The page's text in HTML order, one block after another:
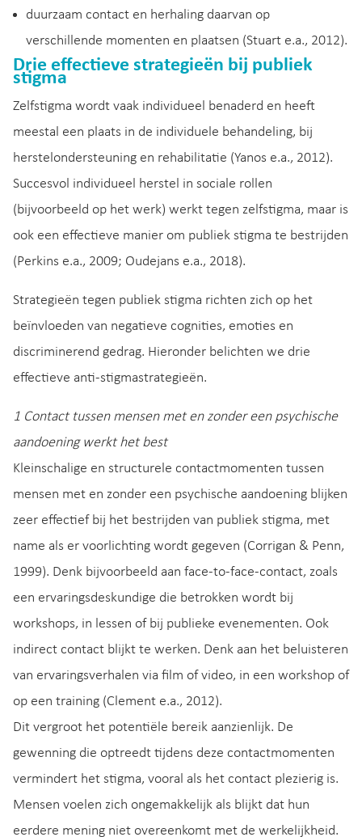
duurzaam contact en herhaling daarvan op
verschillende momenten en plaatsen (Stuart e.a., 2012).
Drie effectieve strategieën bij publiek
stigma
Zelfstigma wordt vaak individueel benaderd en heeft
meestal een plaats in de individuele behandeling, bij
herstelondersteuning en rehabilitatie (Yanos e.a., 2012).
Succesvol individueel herstel in sociale rollen
(bijvoorbeeld op het werk) werkt tegen zelfstigma, maar is
ook een effectieve manier om publiek stigma te bestrijden
(Perkins e.a., 2009; Oudejans e.a., 2018).
Strategieën tegen publiek stigma richten zich op het
beïnvloeden van negatieve cognities, emoties en
discriminerend gedrag. Hieronder belichten we drie
effectieve anti-stigmastrategieën.
1 Contact tussen mensen met en zonder een psychische
aandoening werkt het best
Kleinschalige en structurele contactmomenten tussen
mensen met en zonder een psychische aandoening blijken
zeer effectief bij het bestrijden van publiek stigma, met
name als er voorlichting wordt gegeven (Corrigan & Penn,
1999). Denk bijvoorbeeld aan face-to-face-contact, zoals
een ervaringsdeskundige die betrokken wordt bij
workshops, in lessen of bij publieke evenementen. Ook
indirect contact blijkt te werken. Denk aan het beluisteren
van ervaringsverhalen via film of video, in een workshop of
op een training (Clement e.a., 2012).
Dit vergroot het potentiële bereik aanzienlijk. De
gewenning die optreedt tijdens deze contactmomenten
vermindert het stigma, vooral als het contact plezierig is.
Mensen voelen zich ongemakkelijk als blijkt dat hun
eerdere mening niet overeenkomt met de werkelijkheid.